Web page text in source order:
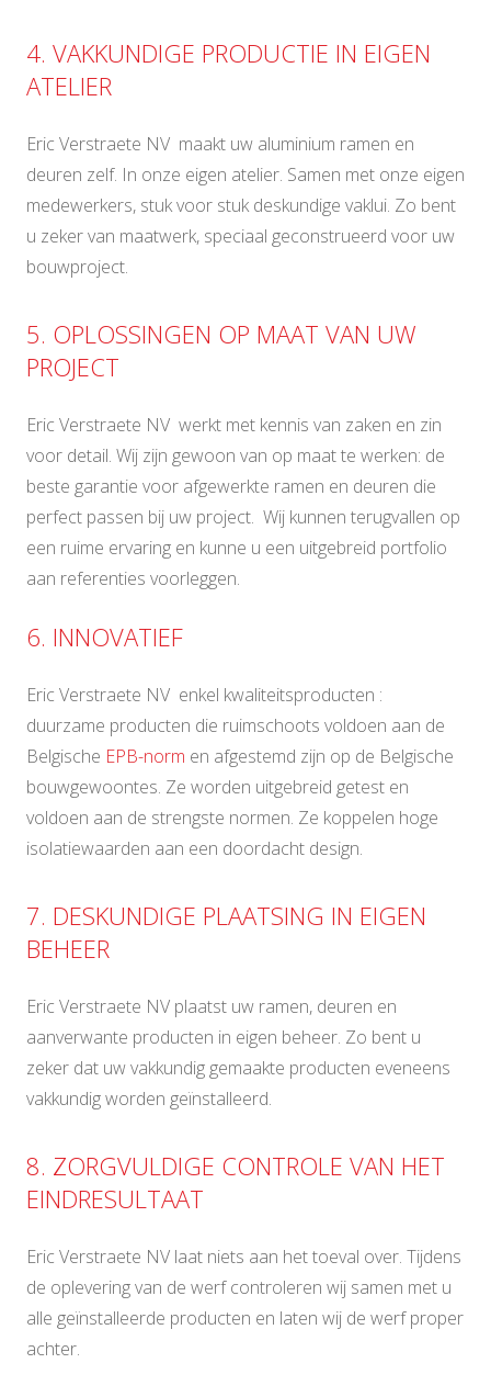
4. VAKKUNDIGE PRODUCTIE IN EIGEN
ATELIER
Eric Verstraete NV maakt uw aluminium ramen en
deuren zelf. In onze eigen atelier. Samen met onze eigen
medewerkers, stuk voor stuk deskundige vaklui. Zo bent
u zeker van maatwerk, speciaal geconstrueerd voor uw
bouwproject.
5. OPLOSSINGEN OP MAAT VAN UW
PROJECT
Eric Verstraete NV werkt met kennis van zaken en zin
voor detail. Wij zijn gewoon van op maat te werken: de
beste garantie voor afgewerkte ramen en deuren die
perfect passen bij uw project. Wij kunnen terugvallen op
een ruime ervaring en kunne u een uitgebreid portfolio
aan referenties voorleggen.
6. INNOVATIEF
Eric Verstraete NV enkel kwaliteitsproducten :
duurzame producten die ruimschoots voldoen aan de
Belgische EPB-norm en afgestemd zijn op de Belgische
bouwgewoontes. Ze worden uitgebreid getest en
voldoen aan de strengste normen. Ze koppelen hoge
isolatiewaarden aan een doordacht design.
7. DESKUNDIGE PLAATSING IN EIGEN
BEHEER
Eric Verstraete NV plaatst uw ramen, deuren en
aanverwante producten in eigen beheer. Zo bent u
zeker dat uw vakkundig gemaakte producten eveneens
vakkundig worden geïnstalleerd.
8. ZORGVULDIGE CONTROLE VAN HET
EINDRESULTAAT
Eric Verstraete NV laat niets aan het toeval over. Tijdens
de oplevering van de werf controleren wij samen met u
alle geïnstalleerde producten en laten wij de werf proper
achter.